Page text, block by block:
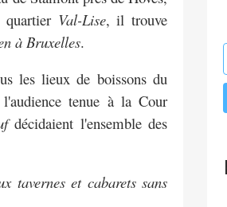
Val-Lise, il trouve
à Bruxelles.
les lieux de boissons du
tenue à la Cour
décidaient l'ensembledes
tavernes et cabarets sans